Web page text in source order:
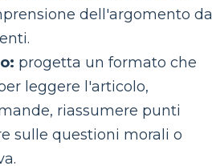
dell'argomento da
progetta un formato che
leggere l'articolo,
riassumere punti
sulle questioni morali o